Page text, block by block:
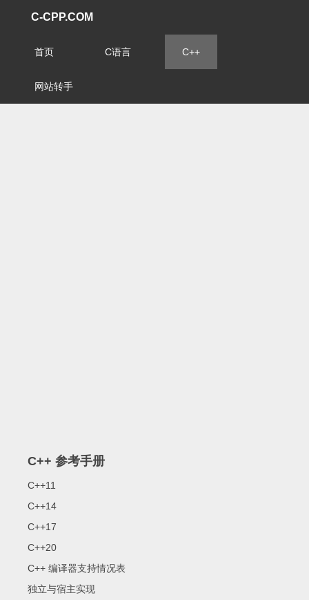
C-CPP.COM
首页 C语言 C++
网站转手
C++ 参考手册
C++11
C++14
C++17
C++20
C++ 编译器支持情况表
独立与宿主实现